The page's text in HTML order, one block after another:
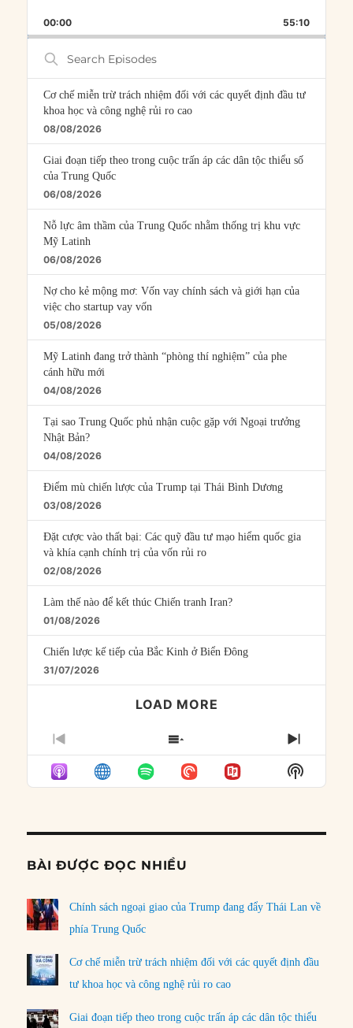
RATE
FORWARD
00:00 55:10
Search
Episodes
Cơ chế miễn trừ trách nhiệm đối với các quyết định đầu tư
khoa học và công nghệ rủi ro cao
08/08/2026
Giai đoạn tiếp theo trong cuộc trấn áp các dân tộc thiểu số
của Trung Quốc
06/08/2026
Nỗ lực âm thầm của Trung Quốc nhằm thống trị khu vực
Mỹ Latinh
06/08/2026
Nợ cho kẻ mộng mơ: Vốn vay chính sách và giới hạn của
việc cho startup vay vốn
05/08/2026
Mỹ Latinh đang trở thành “phòng thí nghiệm” của phe
cánh hữu mới
04/08/2026
Tại sao Trung Quốc phủ nhận cuộc gặp với Ngoại trưởng
Nhật Bản?
04/08/2026
Điểm mù chiến lược của Trump tại Thái Bình Dương
03/08/2026
Đặt cược vào thất bại: Các quỹ đầu tư mạo hiểm quốc gia
và khía cạnh chính trị của vốn rủi ro
02/08/2026
Làm thế nào để kết thúc Chiến tranh Iran?
01/08/2026
Chiến lược kế tiếp của Bắc Kinh ở Biển Đông
31/07/2026
LOAD MORE
PREVIOUS
EPISODE
SHOW
EPISODES
LIST
NEXT
Show
Podcast
BÀI ĐƯỢC ĐỌC NHIỀU
Chính sách ngoại giao của Trump đang đẩy Thái Lan về
phía Trung Quốc
Cơ chế miễn trừ trách nhiệm đối với các quyết định đầu
tư khoa học và công nghệ rủi ro cao
Giai đoạn tiếp theo trong cuộc trấn áp các dân tộc thiểu